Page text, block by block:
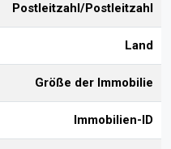
Postleitzahl/Postleitzahl
Land
Größe der Immobilie
Immobilien-ID